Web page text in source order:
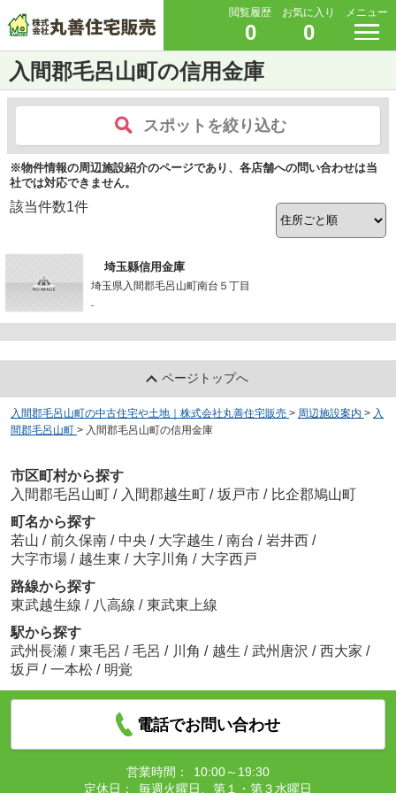
閲覧履歴
0
お気に入り
0
メニュー
入間郡毛呂山町の信用金庫
スポットを絞り込む
※物件情報の周辺施設紹介のページであり、各店舗への問い合わせは当
社では対応できません。
該当件数1件
埼玉縣信用金庫
埼玉県入間郡毛呂山町南台５丁目
-
ページトップへ
入間郡毛呂山町の中古住宅や土地｜株式会社丸善住宅販売 > 周辺施設案内 > 入
間郡毛呂山町 > 入間郡毛呂山町の信用金庫
市区町村から探す
入間郡毛呂山町 / 入間郡越生町 / 坂戸市 / 比企郡鳩山町
町名から探す
若山 / 前久保南 / 中央 / 大字越生 / 南台 / 岩井西 /
大字市場 / 越生東 / 大字川角 / 大字西戸
路線から探す
東武越生線 / 八高線 / 東武東上線
駅から探す
武州長瀬 / 東毛呂 / 毛呂 / 川角 / 越生 / 武州唐沢 / 西大家 /
坂戸 / 一本松 / 明覚
電話でお問い合わせ
営業時間：
10:00～19:30
定休日：
毎週火曜日、第１・第３水曜日